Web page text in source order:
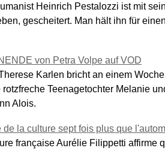
Heinrich Pestalozzi ist mit
gescheitert. Man hält ihn für
von Petra Volpe auf VOD
Karlen bricht an einem
Teenagetochter Melanie
Alois.
de la culture sept fois plus que
française Aurélie Filippetti affirme